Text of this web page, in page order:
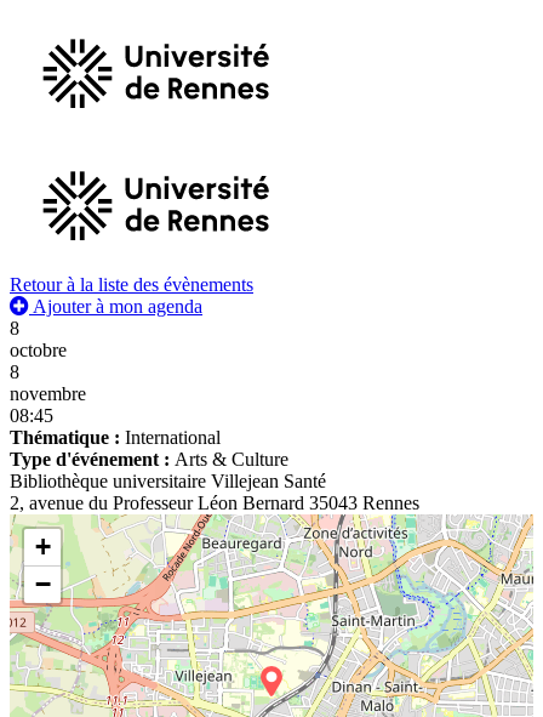
Retour à la liste des évènements
Ajouter à mon agenda
8
octobre
8
novembre
08:45
Thématique : International
Type d'événement : Arts & Culture
Bibliothèque universitaire Villejean Santé
2, avenue du Professeur Léon Bernard 35043 Rennes
+
−